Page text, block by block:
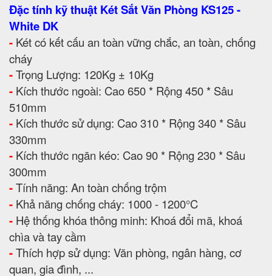
Đặc tính kỹ thuật Két Sắt Văn Phòng KS125 -
White DK
- Két có kết cấu an toàn vững chắc, an toàn, chống
cháy
-Trọng Lượng: 120Kg ± 10Kg
- Kích thước ngoài: Cao 650 * Rộng 450 * Sâu
510mm
- Kích thước sử dụng: Cao 310 * Rộng 340 * Sâu
330mm
- Kích thước ngăn kéo: Cao 90 * Rộng 230 * Sâu
300mm
-Tính năng: An toàn chống trộm
- Khả năng chống cháy: 1000 - 1200°C
- Hệ thống khóa thông minh: Khoá đổi mã, khoá
chìa và tay cầm
-Thích hợp sử dụng: Văn phòng, ngân hàng, cơ
quan, gia đình, ...